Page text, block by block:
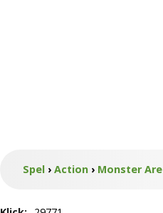
Spel › Action › Monster